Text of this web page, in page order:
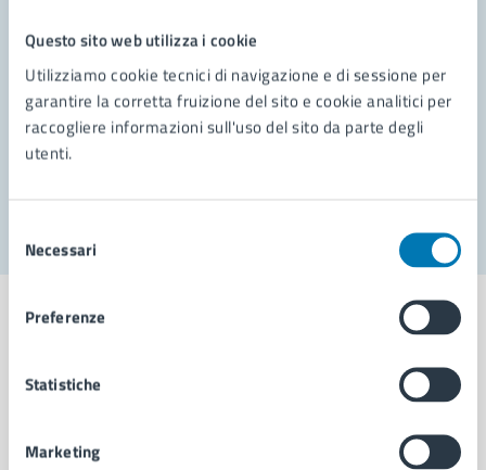
Questo sito web utilizza i cookie
Utilizziamo cookie tecnici di navigazione e di sessione per
garantire la corretta fruizione del sito e cookie analitici per
raccogliere informazioni sull'uso del sito da parte degli
utenti.
delNecessari
Preferenze
Statistiche
Marketing
Richiedi assistenza
Prenota appuntamento
Problemi in città
Comune di Napoli
AMMINISTRAZIONE